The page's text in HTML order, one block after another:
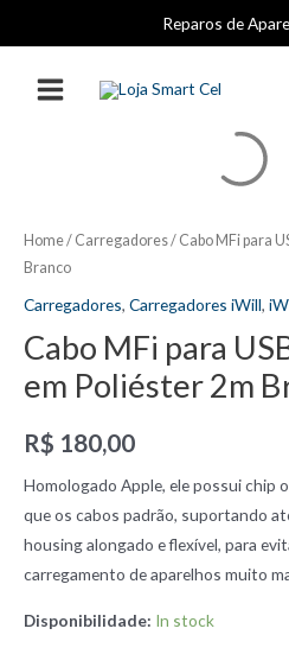
para
conteúdo
Reparos de
MAIN
Home/ Carregadores/ Cabo MFi para
Branco
Carregadores, Carregadores iWill,
Cabo MFi para
em Poliéster 2m
R$ 180,00
Homologado Apple, ele possui chip
que os cabos padrão, suportando
housing alongado e flexível, para
carregamento de aparelhos muito
Disponibilidade: In stock